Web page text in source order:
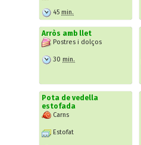
45 min.
Arròs amb llet
Postres i dolços
30 min.
Pota de vedella
estofada
Carns
Estofat